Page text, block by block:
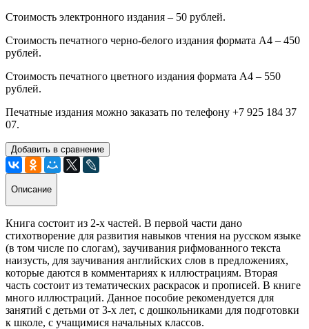
Стоимость электронного издания – 50 рублей.
Стоимость печатного черно-белого издания формата А4 – 450
рублей.
Стоимость печатного цветного издания формата А4 – 550
рублей.
Печатные издания можно заказать по телефону +7 925 184 37
07.
Добавить в сравнение
Описание
Книга состоит из 2-х частей. В первой части дано
стихотворение для развития навыков чтения на русском языке
(в том числе по слогам), заучивания рифмованного текста
наизусть, для заучивания английских слов в предложениях,
которые даются в комментариях к иллюстрациям. Вторая
часть состоит из тематических раскрасок и прописей. В книге
много иллюстраций. Данное пособие рекомендуется для
занятий с детьми от 3-х лет, с дошкольниками для подготовки
к школе, с учащимися начальных классов.